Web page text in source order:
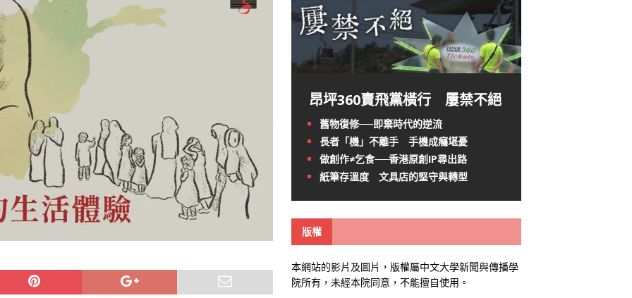
昂坪360賣飛黨橫行 屢禁不絕
舊物復修──即棄時代的逆流
長者「機」不離手 手機成癮堪憂
做創作≠乞食──香港原創IP尋出路
紙筆存溫度 文具店的堅守與轉型
版權
本網站的影片及圖片，版權屬中文大學新聞與傳播學
院所有，未經本院同意，不能擅自使用。